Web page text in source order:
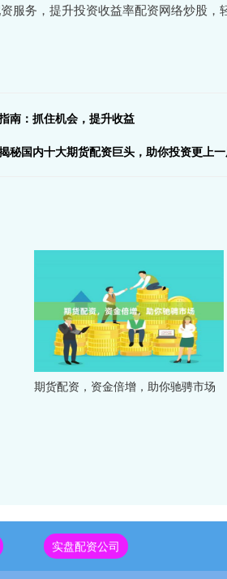
服务，提升投资收益率配资网络炒股
南：抓住机会，提升收益
秘国内十大期货配资巨头，助你投资更上
期货配资，资金倍增，助你驰骋市场
实盘配资公司